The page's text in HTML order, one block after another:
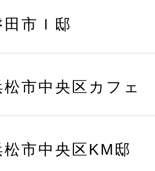
田市Ｉ邸
松市中央区カフェ
松市中央区KM邸